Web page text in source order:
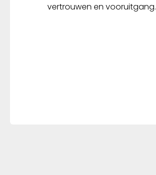
vertrouwen en vooruitgang.